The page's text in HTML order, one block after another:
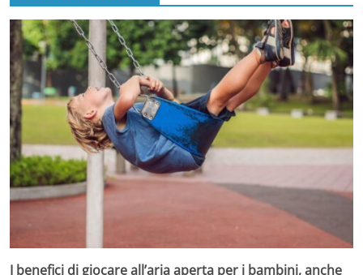
I benefici di giocare all’aria aperta per i bambini, anche